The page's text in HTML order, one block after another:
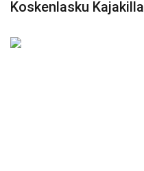
Koskenlasku Kajakilla